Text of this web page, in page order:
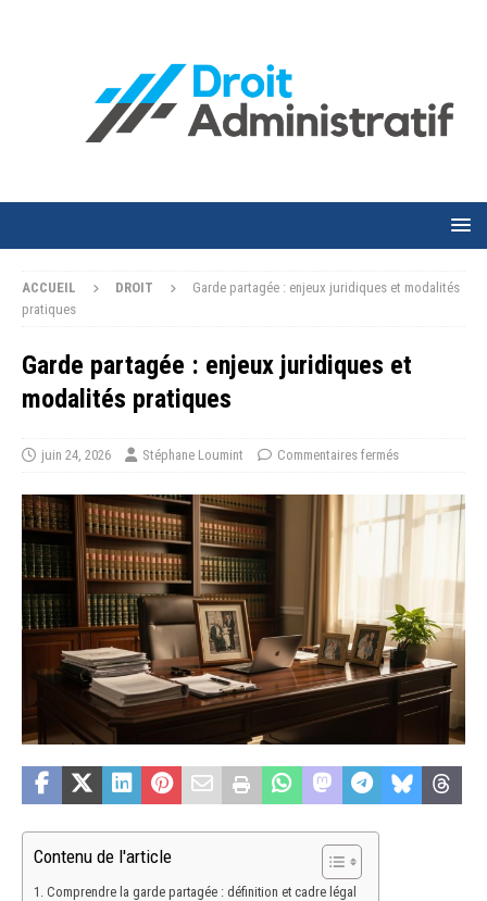
ACCUEIL DROIT
Garde partagée : enjeux juridiques et modalités
pratiques
Garde partagée : enjeux juridiques et
modalités pratiques
juin 24, 2026 Stéphane Loumint Commentaires fermés
Contenu de l'article
Comprendre la garde partagée : définition et cadre légal